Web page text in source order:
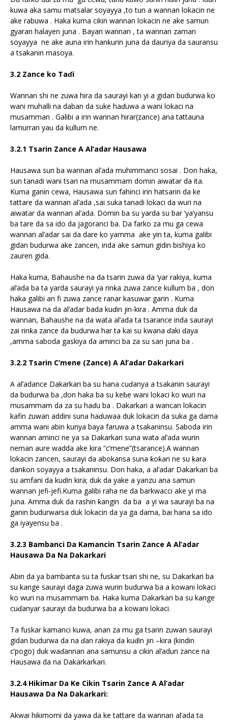
kuwa aka samu matsalar soyayya ,to tun a wannan lokacin ne
ake rabuwa . Haka kuma cikin wannan lokacin ne ake samun
gyaran halayen juna . Bayan wannan , ta wannan zaman
soyayya ne ake auna irin hanƙurin juna da dauriya da sauransu
a tsakanin masoya.
3.2 Zance ko Taɗi
Wannan shi ne zuwa hira da saurayi kan yi a gidan budurwa ko
wani muhalli na daban da suke haɗuwa a wani lokaci na
musamman . Galibi a irin wannan hirar(zance) ana tattauna
lamurran yau da kullum ne.
3.2.1 Tsarin Zance A Al’adar Hausawa
Hausawa sun ba wannan al’ada muhimmanci sosai . Don haka,
sun tanadi wani tsari na musammam domin aiwatar da ita.
Kuma ganin cewa, Hausawa sun fahinci irin hatsarin da ke
tattare da wannan al’ada ,sai suka tanadi lokaci da wuri na
aiwatar da wannan al’ada. Domin ba su yarda su bar ‘ya’yansu
ba tare da sa ido da jagoranci ba. Da farko za mu ga cewa
wannan al’adar sai da dare ko yamma ake yin ta, kuma galibi
gidan budurwa ake zancen, inda ake samun gidin bishiya ko
zauren gida.
Haka kuma, Bahaushe na da tsarin zuwa da ‘yar rakiya, kuma
al’ada ba ta yarda saurayi ya rinƙa zuwa zance kullum ba , don
haka galibi an fi zuwa zance ranar kasuwar garin . Kuma
Hausawa na da al’adar bada kuɗin jin-kira . Amma duk da
wannan, Bahaushe na da wata al’ada ta tsarance inda saurayi
zai rinƙa zance da budurwa har ta kai su kwana ɗaki ɗaya
,amma saboda gaskiya da aminci ba za su san juna ba .
3.2.2 Tsarin C’mene (Zance) A Al’adar Dakarkari
A al’adance Dakarkari ba su hana cuɗanya a tsakanin saurayi
da budurwa ba ,don haka ba su keɓe wani lokaci ko wuri na
musammam da za su haɗu ba . Dakarkari a wancan lokacin
kafin zuwan addini suna haɗuwaa duk lokacin da suka ga dama
amma wani abin kunya baya faruwa a tsakaninsu. Saboda irin
wannan aminci ne ya sa Dakarkari suna wata al’ada wurin
neman aure wadda ake kira “c’mene”(tsarance).A wannan
lokacin zancen, saurayi da abokansa suna ƙoƙari ne su ƙara
danƙon soyayya a tsakaninsu. Don haka, a al’adar Dakarkari ba
su amfani da kuɗin kira; duk da yake a yanzu ana samun
wannan jefi-jefi.Kuma galibi raha ne da barkwacci ake yi ma
juna. Amma duk da rashin ƙangin da ba a yi wa saurayi ba na
ganin budurwarsa duk lokacin da ya ga dama, bai hana sa ido
ga iyayensu ba .
3.2.3 Bambanci Da Kamancin Tsarin Zance A Al’adar
Hausawa Da Na Dakarkari
Abin da ya bambanta su ta fuskar tsari shi ne, su Dakarkari ba
su kange saurayi daga zuwa wurin budurwa ba a kowani lokaci
ko wuri na musammam ba. Haka kuma Dakarkari ba su kange
cuɗanyar saurayi da budurwa ba a kowani lokaci.
Ta fuskar kamanci kuwa, anan za mu ga tsarin zuwan saurayi
gidan budurwa da na ɗan rakiya da kuɗin jin –kira (kindin
c’pogo) duk waɗannan ana samunsu a cikin al’adun zance na
Hausawa da na Dakarkarkari.
3.2.4 Hikimar Da Ke Cikin Tsarin Zance A Al’adar
Hausawa Da Na Dakarkari:
Akwai hikimomi da yawa da ke tattare da wannan al’ada ta